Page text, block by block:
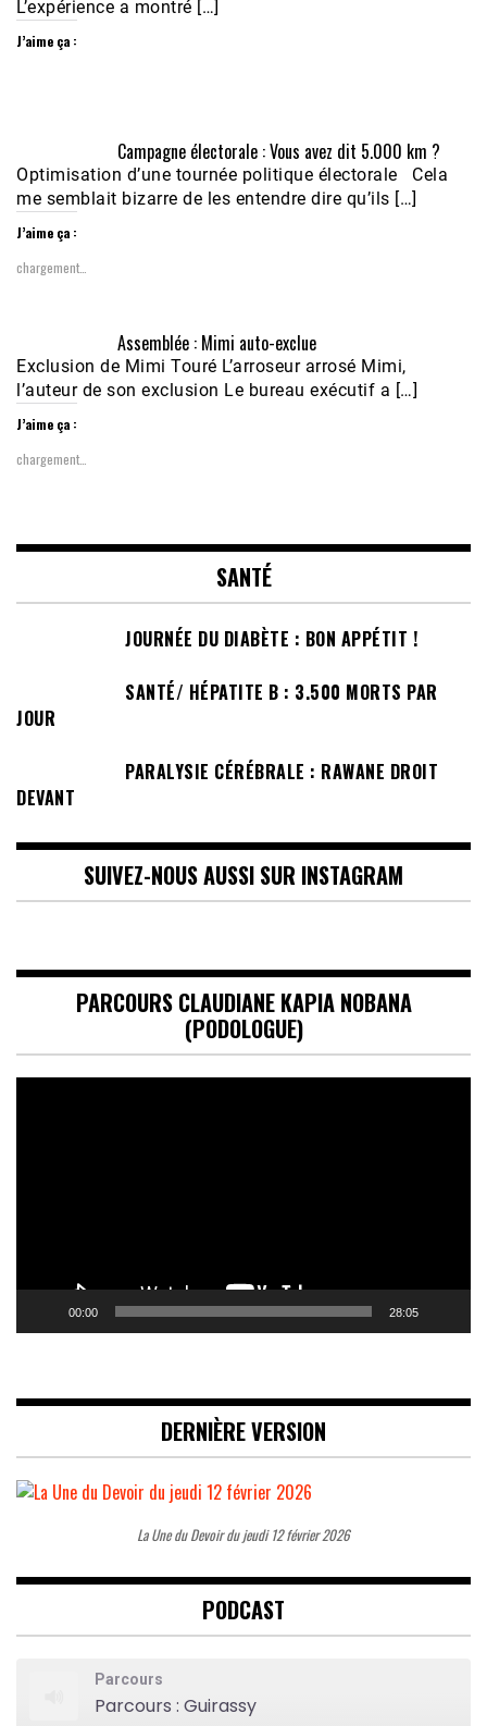
L’expérience a montré […]
J’aime ça :
Campagne électorale : Vous avez dit 5.000 km ?
Optimisation d’une tournée politique électorale Cela
me semblait bizarre de les entendre dire qu’ils […]
J’aime ça :
chargement…
Assemblée : Mimi auto-exclue
Exclusion de Mimi Touré L’arroseur arrosé Mimi,
l’auteur de son exclusion Le bureau exécutif a […]
J’aime ça :
chargement…
SANTÉ
JOURNÉE DU DIABÈTE : BON APPÉTIT !
SANTÉ/ HÉPATITE B : 3.500 MORTS PAR
JOUR
PARALYSIE CÉRÉBRALE : RAWANE DROIT
DEVANT
SUIVEZ-NOUS AUSSI SUR INSTAGRAM
PARCOURS CLAUDIANE KAPIA NOBANA
(PODOLOGUE)
00:00 28:05
DERNIÈRE VERSION
La Une du Devoir du jeudi 12 février 2026
PODCAST
Parcours
Parcours : Guirassy